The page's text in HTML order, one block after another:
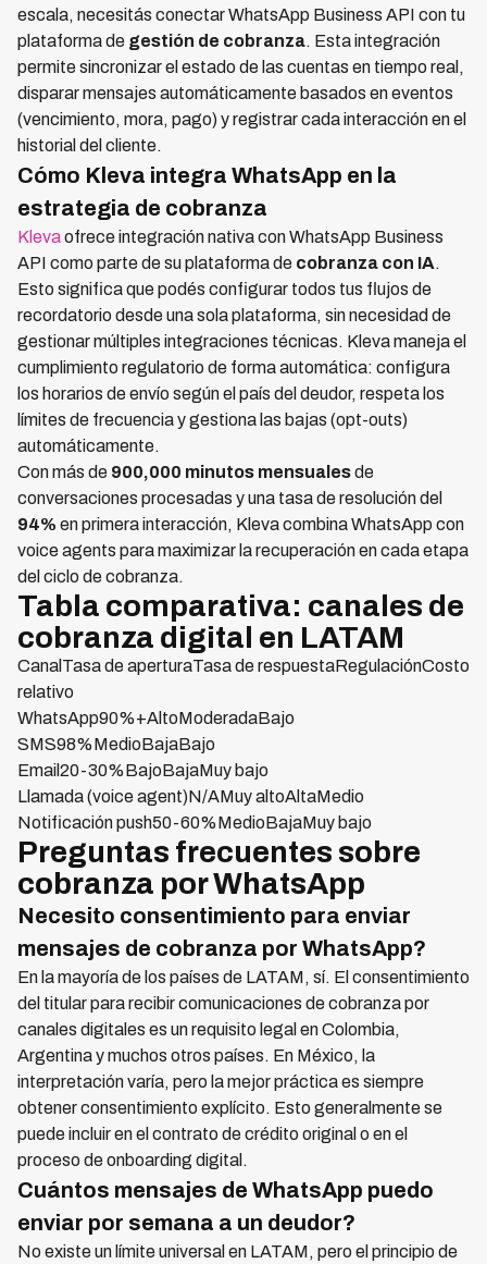
escala, necesitás conectar WhatsApp Business API con tu
plataforma de gestión de cobranza. Esta integración
permite sincronizar el estado de las cuentas en tiempo real,
disparar mensajes automáticamente basados en eventos
(vencimiento, mora, pago) y registrar cada interacción en el
historial del cliente.
Cómo Kleva integra WhatsApp en la
estrategia de cobranza
Klevaofrece integración nativa con WhatsApp Business
API como parte de su plataforma de cobranza con IA.
Esto significa que podés configurar todos tus flujos de
recordatorio desde una sola plataforma, sin necesidad de
gestionar múltiples integraciones técnicas. Kleva maneja el
cumplimiento regulatorio de forma automática: configura
los horarios de envío según el país del deudor, respeta los
límites de frecuencia y gestiona las bajas (opt-outs)
automáticamente.
Con más de 900,000 minutos mensualesde
conversaciones procesadas y una tasa de resolución del
94% en primera interacción, Kleva combina WhatsApp con
voice agents para maximizar la recuperación en cada etapa
del ciclo de cobranza.
Tabla comparativa: canales de
cobranza digital en LATAM
CanalTasa de aperturaTasa de respuestaRegulaciónCosto
relativo
WhatsApp90%+AltoModeradaBajo
SMS98%MedioBajaBajo
Email20-30%BajoBajaMuy bajo
Llamada (voice agent)N/AMuy altoAltaMedio
Notificación push50-60%MedioBajaMuy bajo
Preguntas frecuentes sobre
cobranza por WhatsApp
Necesito consentimiento para enviar
mensajes de cobranza por WhatsApp?
En la mayoría de los países de LATAM, sí. El consentimiento
del titular para recibir comunicaciones de cobranza por
canales digitales es un requisito legal en Colombia,
Argentina y muchos otros países. En México, la
interpretación varía, pero la mejor práctica es siempre
obtener consentimiento explícito. Esto generalmente se
puede incluir en el contrato de crédito original o en el
proceso de onboarding digital.
Cuántos mensajes de WhatsApp puedo
enviar por semana a un deudor?
No existe un límite universal en LATAM, pero el principio de